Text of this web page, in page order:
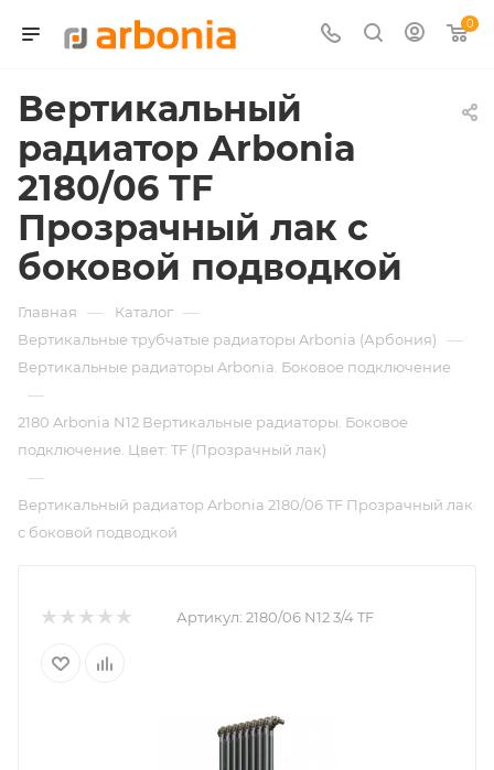
0
Вертикальный
радиатор Arbonia
2180/06 TF
Прозрачный лак с
боковой подводкой
Главная — Каталог —
Вертикальные трубчатые радиаторы Arbonia (Арбония) —
Вертикальные радиаторы Arbonia. Боковое подключение
—
2180 Arbonia N12 Вертикальные радиаторы. Боковое
подключение. Цвет: TF (Прозрачный лак)
—
Вертикальный радиатор Arbonia 2180/06 TF Прозрачный лак
с боковой подводкой
Артикул: 2180/06 N12 3/4 TF